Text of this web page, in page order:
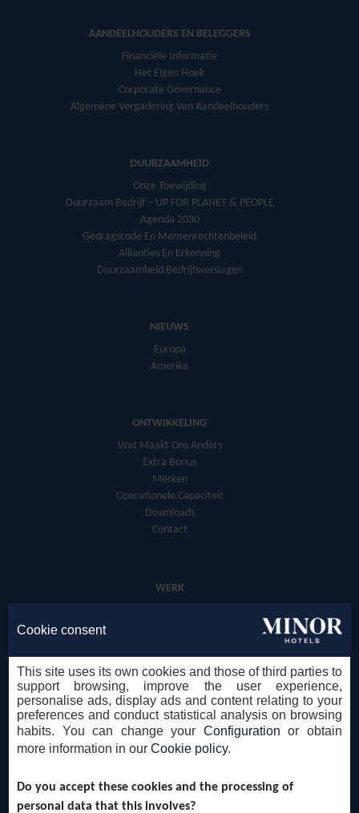
AANDEELHOUDERS EN BELEGGERS
Financiële Informatie
Het Eigen Hoek
Corporate Governance
Algemene Vergadering Van Aandeelhouders
DUURZAAMHEID
Onze Toewijding
Duurzaam Bedrijf – UP FOR PLANET & PEOPLE
Agenda 2030
Gedragscode En Mensenrechtenbeleid
Allianties En Erkenning
Duurzaamheid Bedrijfsverslagen
NIEUWS
Europa
Amerika
ONTWIKKELING
Wat Maakt Ons Anders
Extra Bonus
Merken
Operationele Capaciteit
Downloads
Contact
WERK
CONTACT
JURIDISCH ADVIES
GDPR
MELDPUNT KLOKKENLUIDERS
Cookie consent
This site uses its own cookies and those of third parties to
support browsing, improve the user experience,
personalise ads, display ads and content relating to your
preferences and conduct statistical analysis on browsing
habits. You can change your Configuration or obtain
more information in our Cookie policy.
Do you accept these cookies and the processing of
personal data that this involves?